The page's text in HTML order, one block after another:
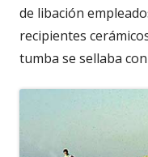
de libación
recipientes
tumba se sellaba